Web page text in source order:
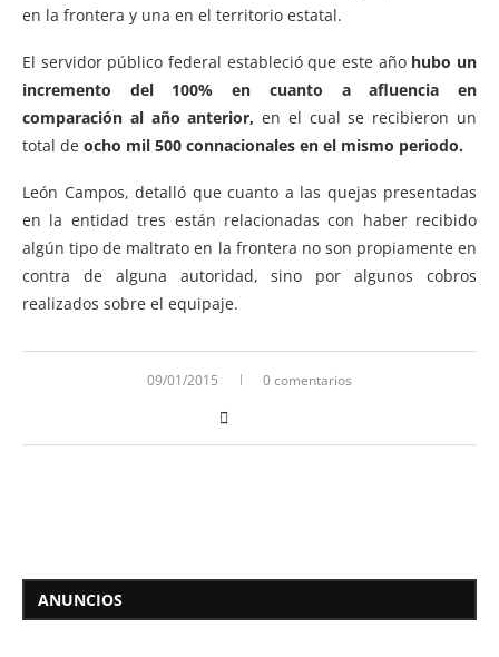
en la frontera y una en el territorio estatal.
El servidor público federal estableció que este año hubo un
incremento del 100% en cuanto a afluencia en
comparación al año anterior, en el cual se recibieron un
total de ocho mil 500 connacionales en el mismo periodo.
León Campos, detalló que cuanto a las quejas presentadas
en la entidad tres están relacionadas con haber recibido
algún tipo de maltrato en la frontera no son propiamente en
contra de alguna autoridad, sino por algunos cobros
realizados sobre el equipaje.
09/01/2015 0 comentarios
ANUNCIOS